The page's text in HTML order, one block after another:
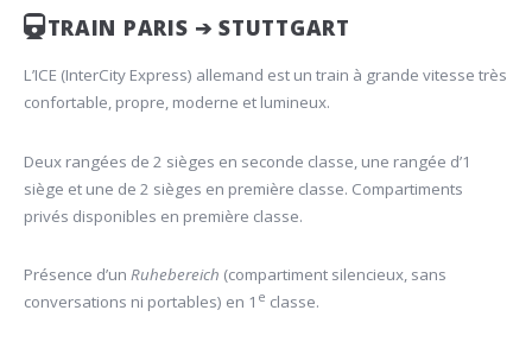
TRAIN PARIS ➔ STUTTGART
L’ICE (InterCity Express) allemand est un train à grande vitesse très
confortable, propre, moderne et lumineux.
Deux rangées de 2 sièges en seconde classe, une rangée d’1
siège et une de 2 sièges en première classe. Compartiments
privés disponibles en première classe.
Présence d’un Ruhebereich (compartiment silencieux, sans
conversations ni portables) en 1 e classe.